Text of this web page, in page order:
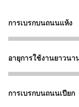
การเบรกบนถนนแห้ง
5
อายุการใช้งานยาวนา
5
การเบรกบนถนนเปียก